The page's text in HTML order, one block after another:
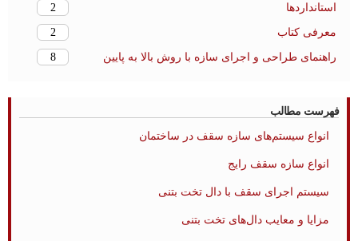
استانداردها 2
معرفی کتاب 2
راهنمای طراحی و اجرای سازه با روش بالا به پایین 8
فهرست مطالب
انواع سیستم‌های سازه سقف در ساختمان
انواع سازه سقف رایج
سیستم اجرای سقف با دال تخت بتنی
مزایا و معایب دال‌های تخت بتنی